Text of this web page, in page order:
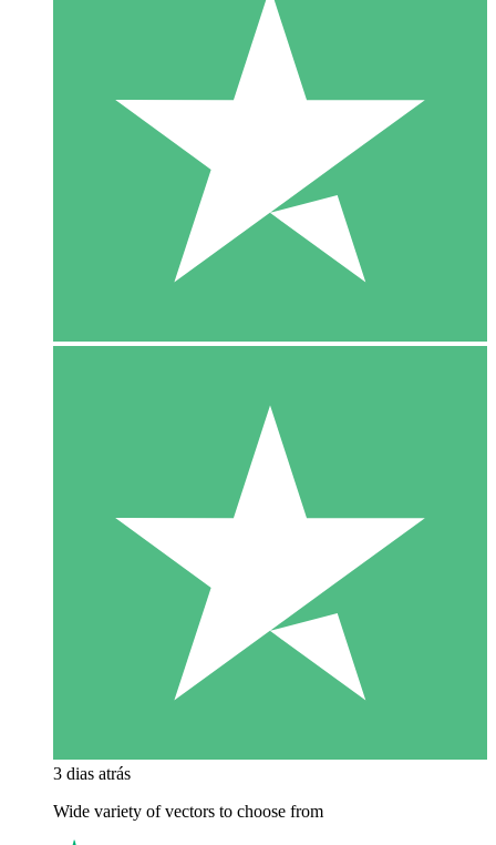
3 dias atrás
Wide variety of vectors to choose from